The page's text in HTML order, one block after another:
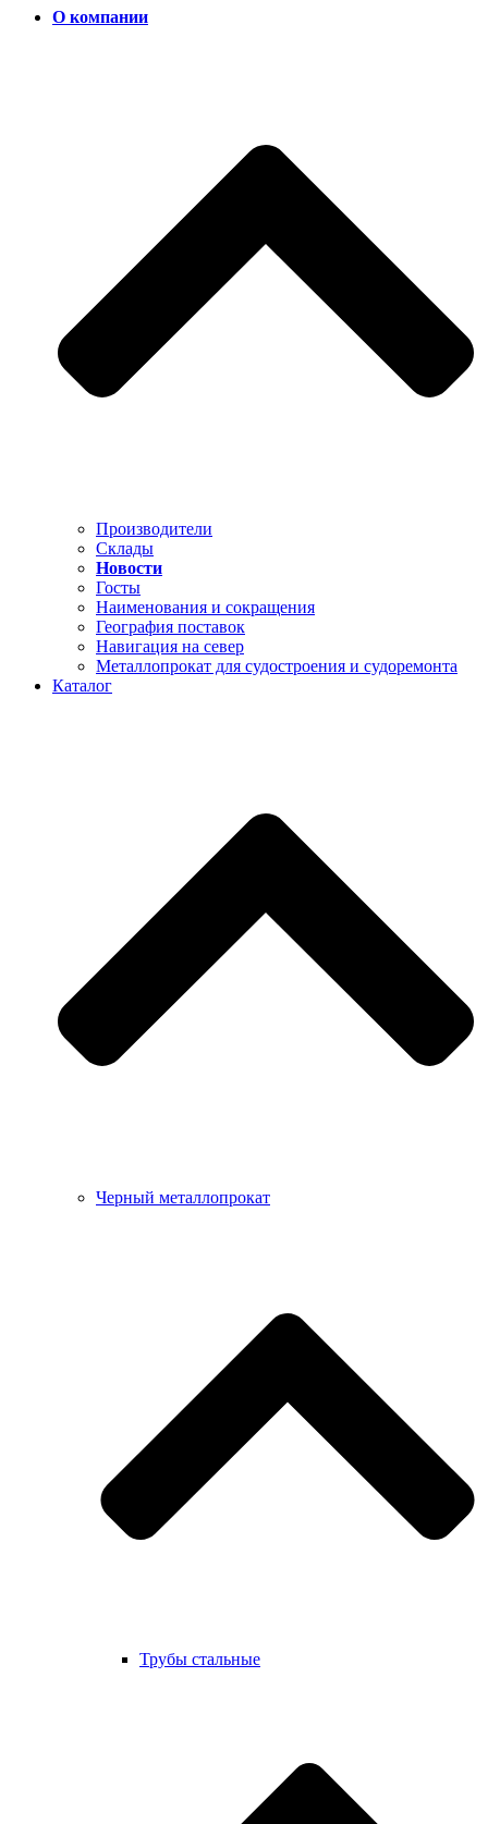
О компании
Производители
Склады
Новости
Госты
Наименования и сокращения
География поставок
Навигация на север
Металлопрокат для судостроения и судоремонта
Каталог
Черный металлопрокат
Трубы стальные